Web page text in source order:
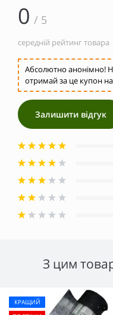
0 / 5
середній рейтинг товара
Абсолютно анонімно!
отримай за це купон
Залишити відгук
З цим
КРАЩИЙ